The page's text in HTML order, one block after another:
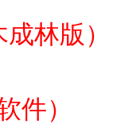
林版）
件）